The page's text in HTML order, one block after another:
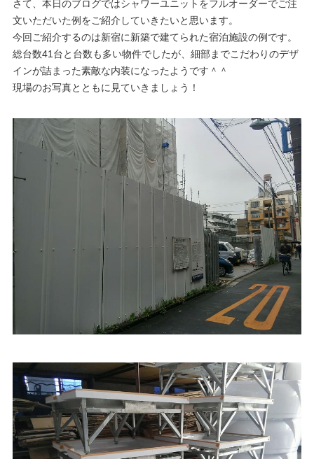
さて、本日のブログではシャワーユニットをフルオーダーでご注
文いただいた例をご紹介していきたいと思います。
今回ご紹介するのは新宿に新築で建てられた宿泊施設の例です。
総台数41台と台数も多い物件でしたが、細部までこだわりのデザ
インが詰まった素敵な内装になったようです＾＾
現場のお写真とともに見ていきましょう！